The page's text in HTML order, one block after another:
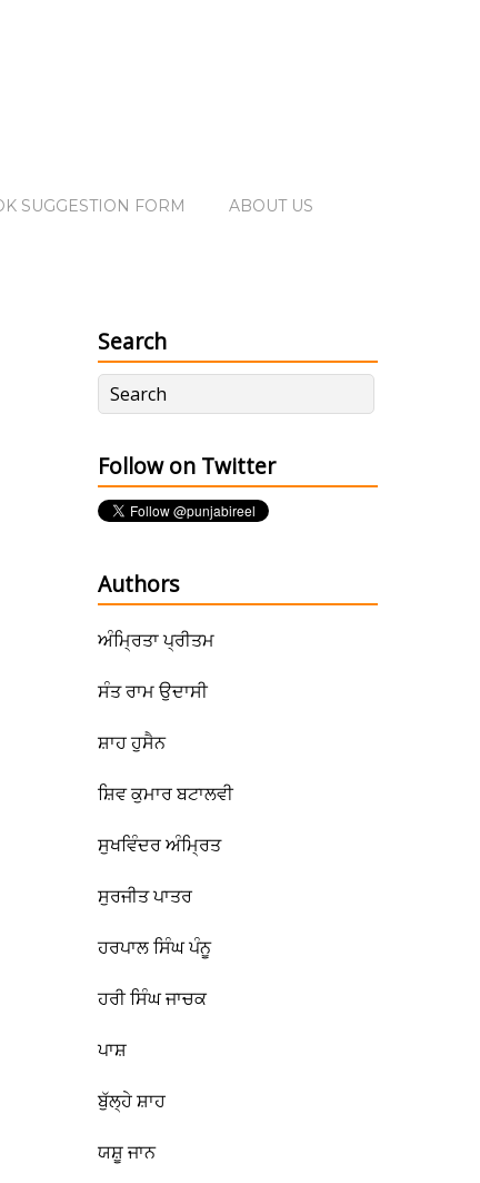
SUGGESTION FORM ABOUT US
Search
Follow on Twitter
Authors
ਅੰਮ੍ਰਿਤਾ ਪ੍ਰੀਤਮ
ਸੰਤ ਰਾਮ ਉਦਾਸੀ
ਸ਼ਾਹ ਹੁਸੈਨ
ਸ਼ਿਵ ਕੁਮਾਰ ਬਟਾਲਵੀ
ਸੁਖਵਿੰਦਰ ਅੰਮ੍ਰਿਤ
ਸੁਰਜੀਤ ਪਾਤਰ
ਹਰਪਾਲ ਸਿੰਘ ਪੰਨੂ
ਹਰੀ ਸਿੰਘ ਜਾਚਕ
ਪਾਸ਼
ਬੁੱਲ੍ਹੇ ਸ਼ਾਹ
ਯਸ਼ੂ ਜਾਨ